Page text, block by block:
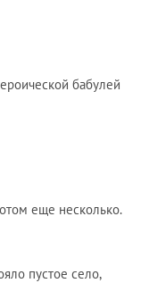
бабулей
еще несколько.
пустое село,